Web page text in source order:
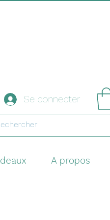
Se connecter
A propos